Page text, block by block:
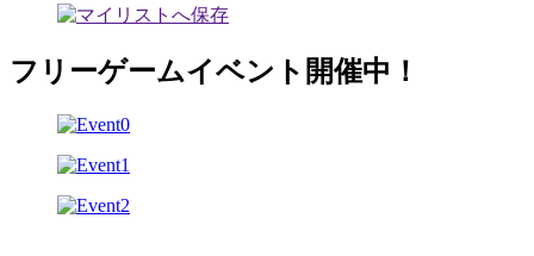
フリーゲームイベント開催中！